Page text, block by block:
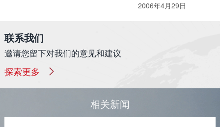
2006年4月29日
联系我们
邀请您留下对我们的意见和建议
探索更多
相关新闻